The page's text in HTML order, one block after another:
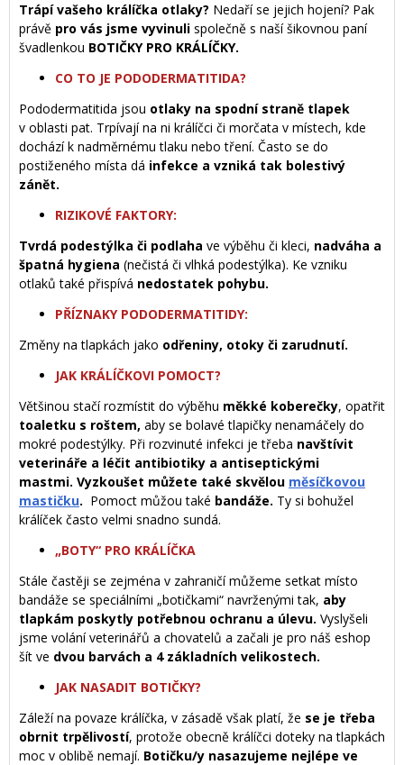
Trápí vašeho králíčka otlaky? Nedaří se jejich hojení? Pak
právě pro vás jsme vyvinuli společně s naší šikovnou paní
švadlenkou BOTIČKY PRO KRÁLÍČKY.
CO TO JE PODODERMATITIDA?
Pododermatitida jsou otlaky na spodní straně tlapek
v oblasti pat. Trpívají na ni králíčci či morčata v místech, kde
dochází k nadměrnému tlaku nebo tření. Často se do
postiženého místa dá infekce a vzniká tak bolestivý
zánět.
RIZIKOVÉ FAKTORY:
Tvrdá podestýlka či podlaha ve výběhu či kleci, nadváha a
špatná hygiena (nečistá či vlhká podestýlka). Ke vzniku
otlaků také přispívá nedostatek pohybu.
PŘÍZNAKY PODODERMATITIDY:
Změny na tlapkách jako odřeniny, otoky či zarudnutí.
JAK KRÁLÍČKOVI POMOCT?
Většinou stačí rozmístit do výběhu měkké koberečky, opatřit
toaletku s roštem, aby se bolavé tlapičky nenamáčely do
mokré podestýlky. Při rozvinuté infekci je třeba navštívit
veterináře a léčit antibiotiky a antiseptickými
mastmi. Vyzkoušet můžete také skvělou měsíčkovou
mastičku. Pomoct můžou také bandáže. Ty si bohužel
králíček často velmi snadno sundá.
„BOTY“ PRO KRÁLÍČKA
Stále častěji se zejména v zahraničí můžeme setkat místo
bandáže se speciálními „botičkami“ navrženými tak, aby
tlapkám poskytly potřebnou ochranu a úlevu. Vyslyšeli
jsme volání veterinářů a chovatelů a začali je pro náš eshop
šít ve dvou barvách a 4 základních velikostech.
JAK NASADIT BOTIČKY?
Záleží na povaze králíčka, v zásadě však platí, že se je třeba
obrnit trpělivostí, protože obecně králíčci doteky na tlapkách
moc v oblibě nemají. Botičku/y nasazujeme nejlépe ve